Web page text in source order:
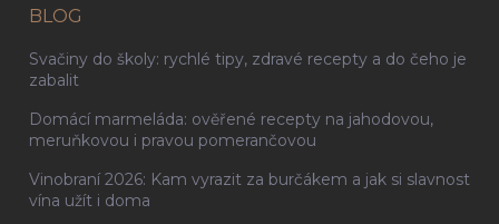
BLOG
Svačiny do školy: rychlé tipy, zdravé recepty a do čeho je
zabalit
Domácí marmeláda: ověřené recepty na jahodovou,
meruňkovou i pravou pomerančovou
Vinobraní 2026: Kam vyrazit za burčákem a jak si slavnost
vína užít i doma